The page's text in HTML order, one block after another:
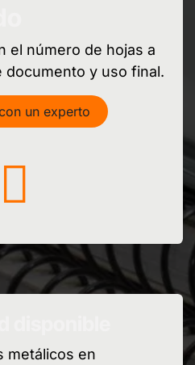
el número de hojas a
documento y uso final.
un experto
metálicos en